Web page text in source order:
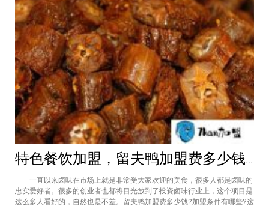
特色餐饮加盟，留夫鸭加盟费多少钱?2018加盟条件苛刻吗?
一直以来卤味在市场上就是非常受大家欢迎的美食，很多人都是卤味的
忠实爱好者。很多的创业者也都将目光放到了投资卤味行业上，这个项目是
这么多人看好的，自然也是不差。留夫鸭加盟费多少钱?加盟条件有哪些?这